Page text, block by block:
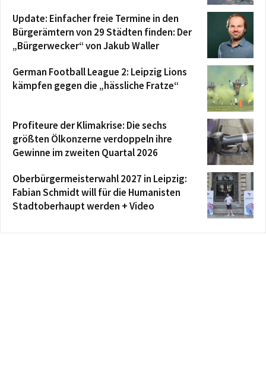
Update: Einfacher freie Termine in den
Bürgerämtern von 29 Städten finden: Der
„Bürgerwecker“ von Jakub Waller
German Football League 2: Leipzig Lions
kämpfen gegen die „hässliche Fratze“
Profiteure der Klimakrise: Die sechs
größten Ölkonzerne verdoppeln ihre
Gewinne im zweiten Quartal 2026
Oberbürgermeisterwahl 2027 in Leipzig:
Fabian Schmidt will für die Humanisten
Stadtoberhaupt werden + Video